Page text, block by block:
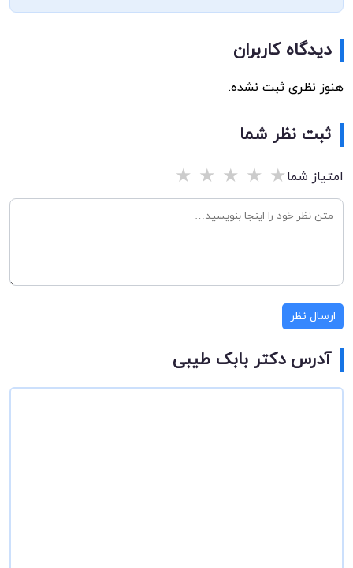
دیدگاه کاربران
هنوز نظری ثبت نشده.
ثبت نظر شما
امتیاز شما★
★
★
★
★
ارسال نظر
آدرس دکتر بابک طیبی